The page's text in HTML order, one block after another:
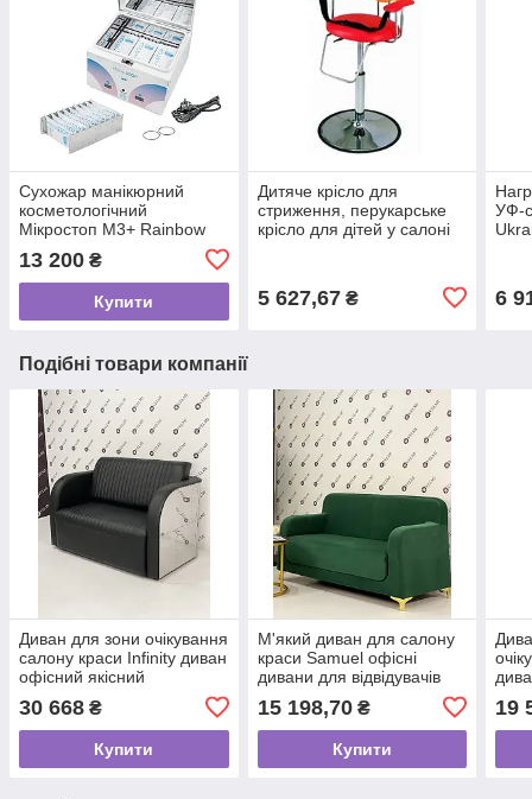
Сухожар манікюрний
косметологічний
Мікростоп M3+ Rainbow
Сухожаровий стерилізатор
для салонів краси
13 200 ₴
Купити
Дитяче крісло для
стриження, перукарське
крісло для дітей у салоні
5 627,67₴
УФ-
6
Подібні товари компанії
Диван для зони очікування
салону краси Infinity диван
офісний якісний
30 668 ₴
Купити
М'який диван для салону
краси Samuel офісні
дивани для відвідувачів
15 198,70₴
Купити
19